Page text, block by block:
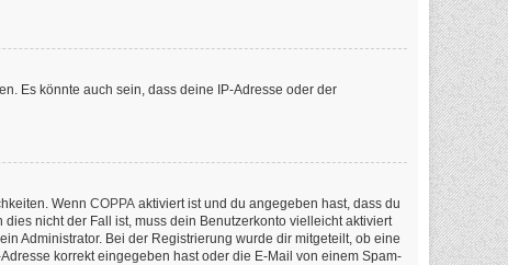
Es könnte auch sein, dass deine IP-Adresse oder der
Wenn COPPA aktiviert ist und du angegeben hast, dass du
nicht der Fall ist, muss dein Benutzerkonto vielleicht aktiviert
Administrator. Bei der Registrierung wurde dir mitgeteilt, ob eine
korrekt eingegeben hast oder die E-Mail von einem Spam-